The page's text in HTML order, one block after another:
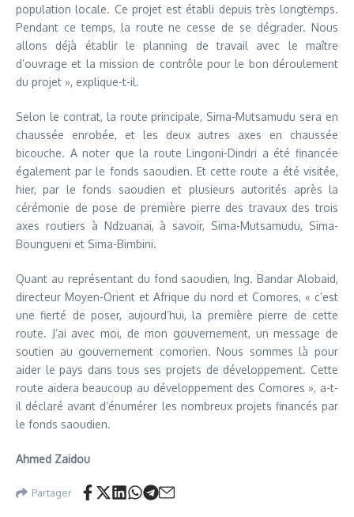
population locale. Ce projet est établi depuis très longtemps.
Pendant ce temps, la route ne cesse de se dégrader. Nous
allons déjà établir le planning de travail avec le maître
d’ouvrage et la mission de contrôle pour le bon déroulement
du projet », explique-t-il.
Selon le contrat, la route principale, Sima-Mutsamudu sera en
chaussée enrobée, et les deux autres axes en chaussée
bicouche. A noter que la route Lingoni-Dindri a été financée
également par le fonds saoudien. Et cette route a été visitée,
hier, par le fonds saoudien et plusieurs autorités après la
cérémonie de pose de première pierre des travaux des trois
axes routiers à Ndzuanai, à savoir, Sima-Mutsamudu, Sima-
Boungueni et Sima-Bimbini.
Quant au représentant du fond saoudien, Ing. Bandar Alobaid,
directeur Moyen-Orient et Afrique du nord et Comores, « c’est
une fierté de poser, aujourd’hui, la première pierre de cette
route. J’ai avec moi, de mon gouvernement, un message de
soutien au gouvernement comorien. Nous sommes là pour
aider le pays dans tous ses projets de développement. Cette
route aidera beaucoup au développement des Comores », a-t-
il déclaré avant d’énumérer les nombreux projets financés par
le fonds saoudien.
Ahmed Zaidou
Partager